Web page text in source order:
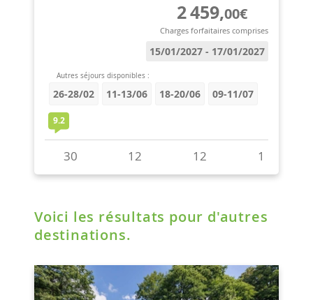
Voici les résultats pour d'autres
destinations.